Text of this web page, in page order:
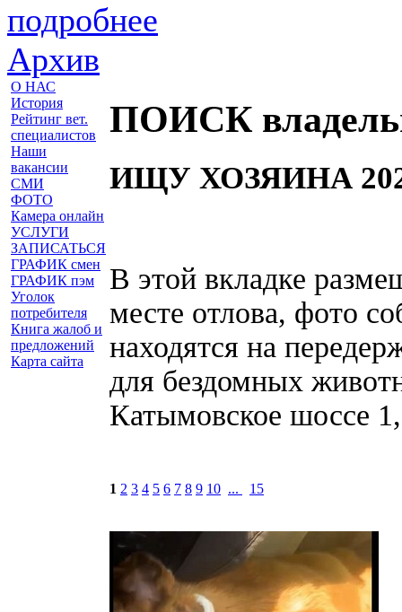
подробнее
Архив
О НАС
История
Рейтинг вет.
специалистов
Наши
вакансии
СМИ
ФОТО
Камера онлайн
УСЛУГИ
ЗАПИСАТЬСЯ
ГРАФИК смен
ГРАФИК пэм
Уголок
потребителя
Книга жалоб и
предложений
Карта сайта
ПОИСК
ИЩУ ХОЗЯИНА
В этой вкладке
месте отлова, фото
находятся на
для бездомных
Катымовское шоссе
1 2 3 4 5 6 7 8 9 10 ... 15